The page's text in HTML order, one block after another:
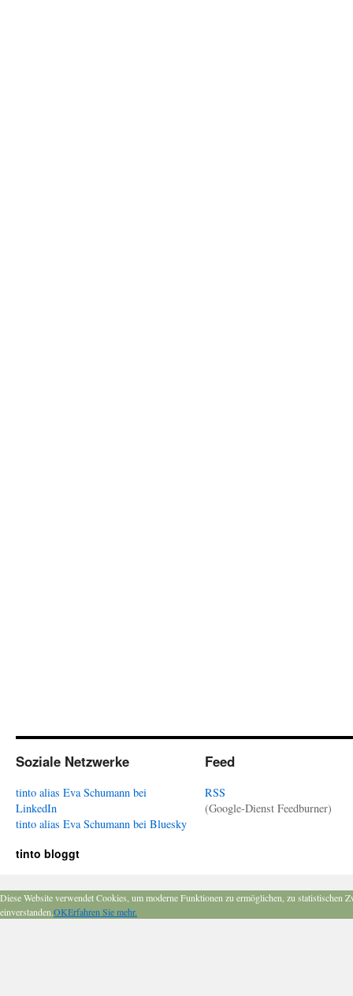
Soziale Netzwerke
tinto alias Eva Schumann bei
LinkedIn
tinto alias Eva Schumann bei Bluesky
Feed
RSS
(Google-Dienst Feedburner)
tinto bloggt
Diese Website verwendet Cookies, um moderne Funktionen zu ermöglichen, zu
einverstanden.OKErfahren Sie mehr.